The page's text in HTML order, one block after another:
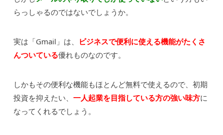
らっしゃるのではないでしょうか。
実は「Gmail」は、
ビジネスで便利に使える機能がたくさ
んついている優れものなのです。
しかもその便利な機能もほとんど無料で使えるので、初期
投資を抑えたい、 一人起業を目指している方の強い味方に
なってくれるでしょう。